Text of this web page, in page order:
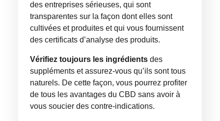
des entreprises sérieuses, qui sont
transparentes sur la façon dont elles sont
cultivées et produites et qui vous fournissent
des certificats d’analyse des produits.
Vérifiez toujours les ingrédients des
suppléments et assurez-vous qu’ils sont tous
naturels. De cette façon, vous pourrez profiter
de tous les avantages du CBD sans avoir à
vous soucier des contre-indications.